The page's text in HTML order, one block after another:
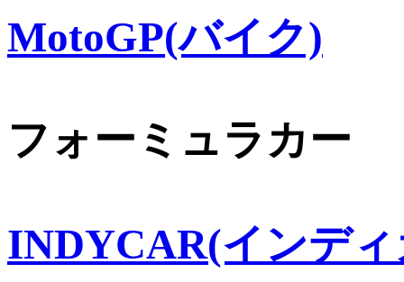
MotoGP(バイク)
フォーミュラカー
INDYCAR(インデ